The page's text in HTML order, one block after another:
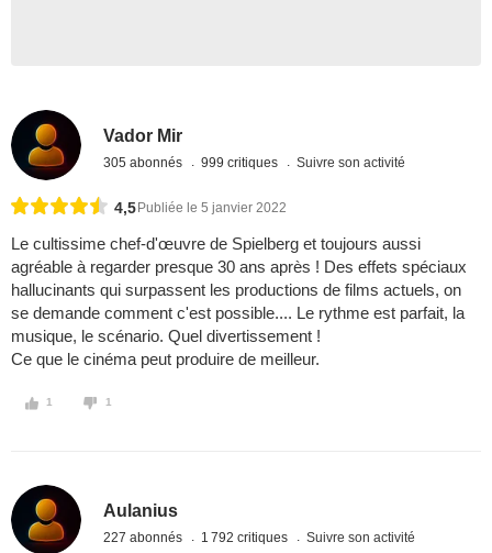
Vador Mir
305 abonnés 999 critiques Suivre son activité
4,5 Publiée le 5 janvier 2022
Le cultissime chef-d'œuvre de Spielberg et toujours aussi
agréable à regarder presque 30 ans après ! Des effets spéciaux
hallucinants qui surpassent les productions de films actuels, on
se demande comment c'est possible.... Le rythme est parfait, la
musique, le scénario. Quel divertissement !
Ce que le cinéma peut produire de meilleur.
1 1
Aulanius
227 abonnés 1 792 critiques Suivre son activité